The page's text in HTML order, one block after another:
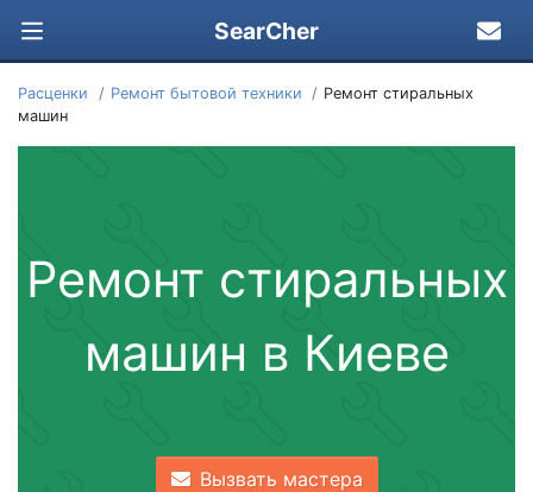
SearCher
Расценки Ремонт бытовой техники
Ремонт стиральных
машин
Ремонт стиральных
машин в Киеве
Вызвать мастера